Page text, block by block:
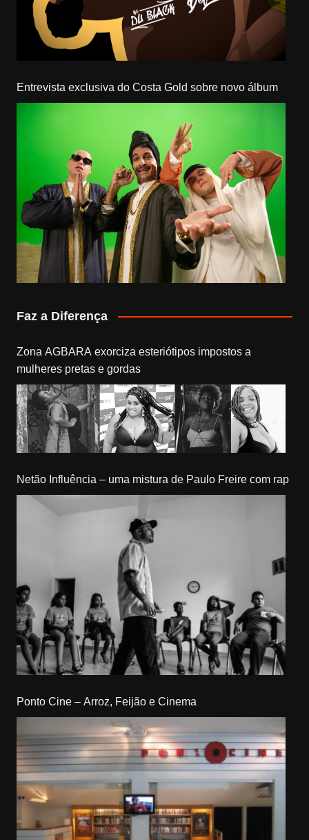
Entrevista exclusiva do Costa Gold sobre novo álbum
Faz a Diferença
Zona AGBARA exorciza esteriótipos impostos a
mulheres pretas e gordas
Netão Influência – uma mistura de Paulo Freire com rap
Ponto Cine – Arroz, Feijão e Cinema